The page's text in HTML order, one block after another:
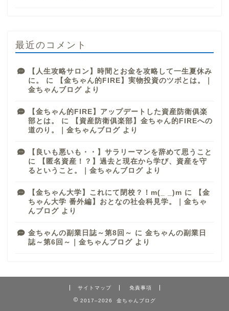
最近のコメント
【人生攻略サロン】時間とお金を攻略して一生夏休み
に。
に
【金ちゃん的FIRE】実物投資のツボとは。｜
金ちゃんブログ より
【金ちゃん的FIRE】アップデートした資産防衛俱楽
部とは。
に
【資産防衛俱楽部】金ちゃん的FIREへの
道のり。｜金ちゃんブログ より
【良いも悪いも・・】サラリーマンを辞めて思うこと
に
【匿名資産！？】過去と現在から学び、資産を守
るということ。｜金ちゃんブログ より
【金ちゃん大学】これにて閉校？！m(_ _)m に
【金
ちゃん大学 番外編】おとなの社会科見学。｜金ちゃ
んブログ より
金ちゃんの副業日誌～第8回～ に 金ちゃんの副業日
誌～第6回～｜金ちゃんブログ より
サイトマップ 免責事項
2017–2026 金ちゃんブログ